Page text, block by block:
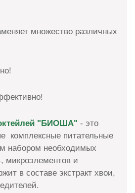
множество различных
"БИОША" - это
комплексные питательные
набором необходимых
микроэлементов и
в составе экстракт хвои,